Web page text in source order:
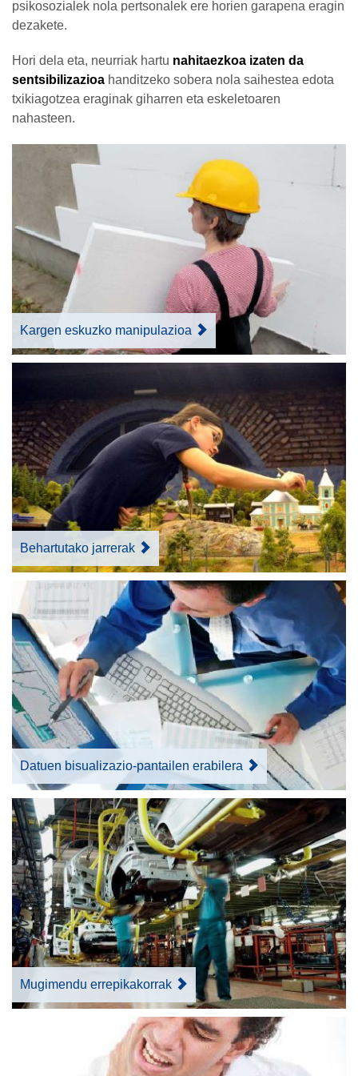
psikosozialek nola pertsonalek ere horien garapena eragin
dezakete.
Hori dela eta, neurriak hartu nahitaezkoa izaten da
sentsibilizazioa handitzeko sobera nola saihestea edota
txikiagotzea eraginak giharren eta eskeletoaren
nahasteen.
Kargen eskuzko manipulazioa
Behartutako jarrerak
Datuen bisualizazio-pantailen erabilera
Mugimendu errepikakorrak